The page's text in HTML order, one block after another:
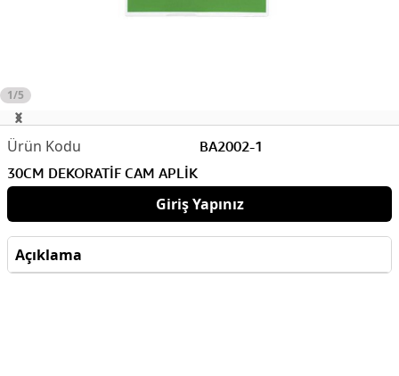
1/5
BA2002-1
30CM DEKORATİF CAM APLİK
Giriş Yapınız
Açıklama